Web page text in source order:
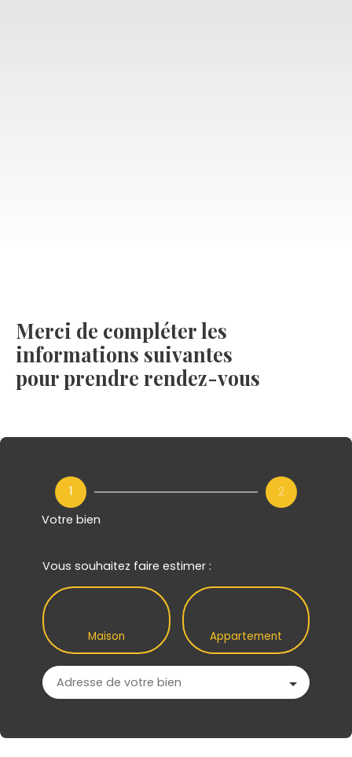
Merci de compléter les
informations suivantes
pour prendre rendez-vous
1
Votre bien
2
Vous souhaitez faire estimer :
Maison Appartement
Adresse de votre bien